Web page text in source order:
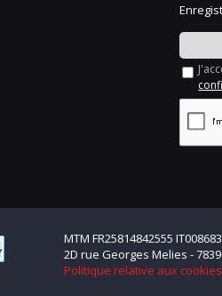
MTM FR25814842555
2D rue Georges Melies -
Politique relative aux cookies